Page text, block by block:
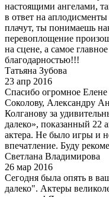
настоящими ангелами,
в ответ на
плачут, ты понимаешь
перевоплощение
на сцене, а самое
благодарностью!!!
Татьяна Зубова
23 апр 2016
Спасибо огромное
Соколову, Александру
Колганову за
далеко», показанный 22
актера. Не было игры и
впечатление. Буду
Светлана Владимирова
26 мар 2016
Сегодня была опять в
далеко". Актеры